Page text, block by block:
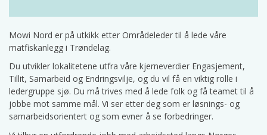
Mowi Nord er på utkikk etter Områdeleder til å lede våre
matfiskanlegg i Trøndelag.
Du utvikler lokalitetene utfra våre kjerneverdier Engasjement,
Tillit, Samarbeid og Endringsvilje, og du vil få en viktig rolle i
ledergruppe sjø. Du må trives med å lede folk og få teamet til å
jobbe mot samme mål. Vi ser etter deg som er løsnings- og
samarbeidsorientert og som evner å se forbedringer.